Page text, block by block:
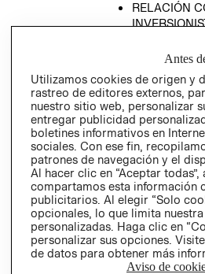
RELACIÓN
Antes
Utilizamos cookies de origen y
rastreo de editores externos,
nuestro sitio web, personalizar
entregar publicidad
boletines informativos en
sociales. Con ese fin,
patrones de navegación y el
Al hacer clic en “Aceptar
compartamos esta información
publicitarios. Al elegir “Solo
opcionales, lo que limita
personalizadas. Haga clic en
personalizar sus opciones.
de datos para obtener más
Aviso de